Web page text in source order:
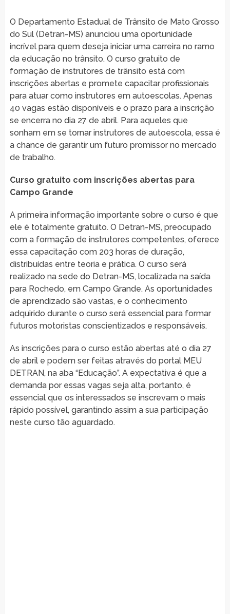
O Departamento Estadual de Trânsito de Mato Grosso
do Sul (Detran-MS) anunciou uma oportunidade
incrível para quem deseja iniciar uma carreira no ramo
da educação no trânsito. O curso gratuito de
formação de instrutores de trânsito está com
inscrições abertas e promete capacitar profissionais
para atuar como instrutores em autoescolas. Apenas
40 vagas estão disponíveis e o prazo para a inscrição
se encerra no dia 27 de abril. Para aqueles que
sonham em se tornar instrutores de autoescola, essa é
a chance de garantir um futuro promissor no mercado
de trabalho.
Curso gratuito com inscrições abertas para
Campo Grande
A primeira informação importante sobre o curso é que
ele é totalmente gratuito. O Detran-MS, preocupado
com a formação de instrutores competentes, oferece
essa capacitação com 203 horas de duração,
distribuídas entre teoria e prática. O curso será
realizado na sede do Detran-MS, localizada na saída
para Rochedo, em Campo Grande. As oportunidades
de aprendizado são vastas, e o conhecimento
adquirido durante o curso será essencial para formar
futuros motoristas conscientizados e responsáveis.
As inscrições para o curso estão abertas até o dia 27
de abril e podem ser feitas através do portal MEU
DETRAN, na aba “Educação”. A expectativa é que a
demanda por essas vagas seja alta, portanto, é
essencial que os interessados se inscrevam o mais
rápido possível, garantindo assim a sua participação
neste curso tão aguardado.